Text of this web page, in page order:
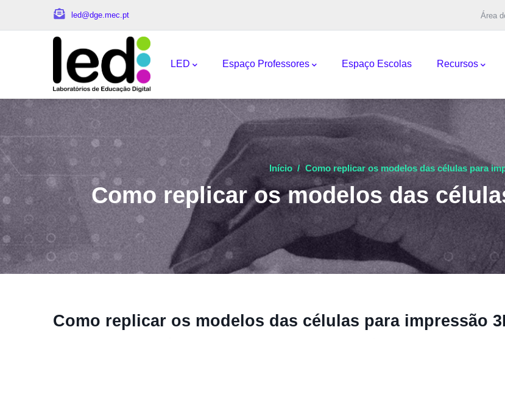
Passar para o conteúdo principal
led@dge.mec.pt Área
LED Espaço Professores Espaço Escolas Recursos
Início / Como replicar os modelos das células para
Como replicar os modelos das
Como replicar os modelos das células para impressão